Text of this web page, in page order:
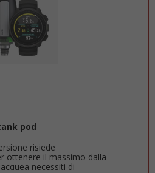
pod
risiede
ottenere il massimo dalla
necessiti di